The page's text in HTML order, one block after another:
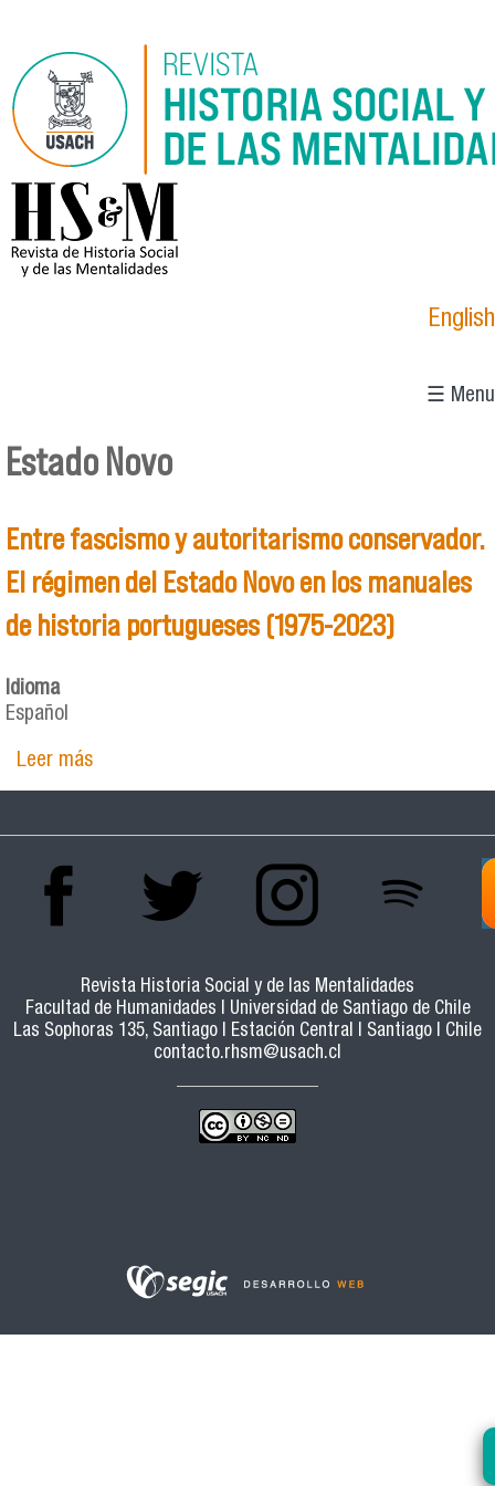
logo_hsm_2021.png
English
☰ Menu
Estado Novo
Entre fascismo y autoritarismo conservador.
El régimen del Estado Novo en los manuales
de historia portugueses (1975-2023)
Idioma
Español
Leer mássobre Entre fascismo y autoritarismo
conservador. El régimen del Estado Novo en los
Revista Historia Social y de las Mentalidades
Facultad de Humanidades | Universidad de Santiago de Chile
Las Sophoras 135, Santiago | Estación Central | Santiago | Chile
contacto.rhsm@usach.cl